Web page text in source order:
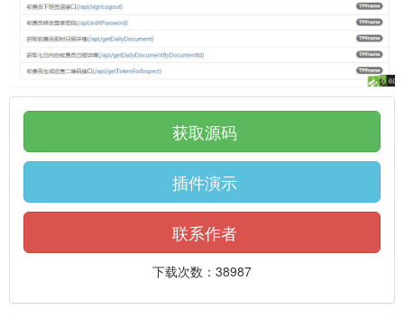
获取源码
插件演示
联系作者
下载次数：38987